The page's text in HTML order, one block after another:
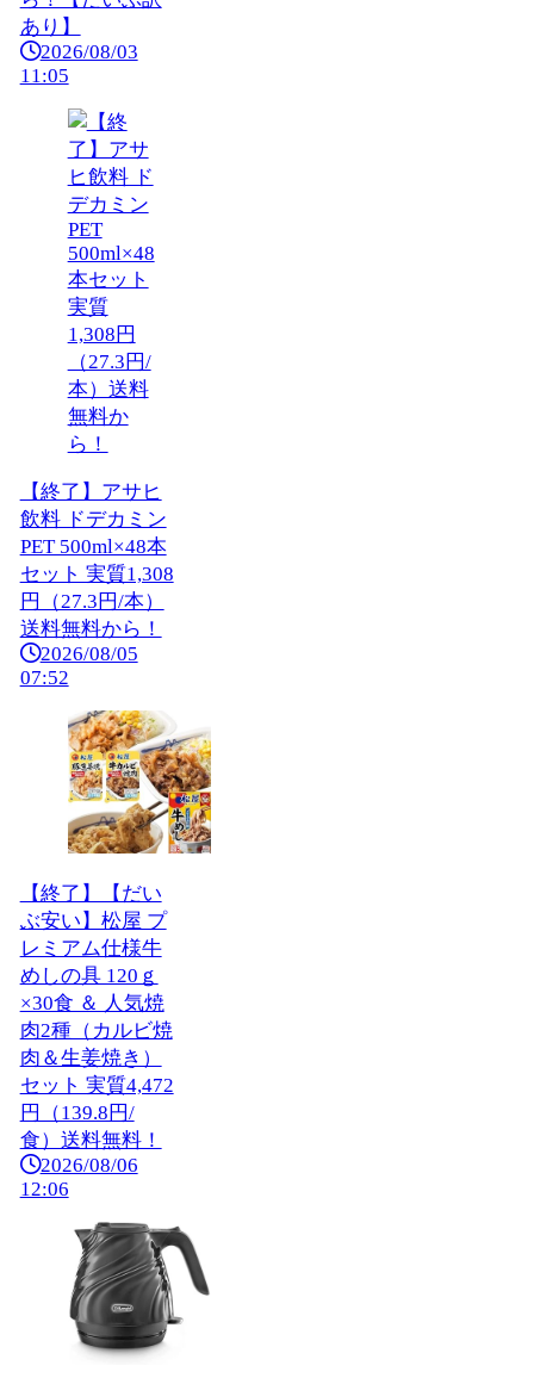
あり】
2026/08/03
11:05
【終了】アサヒ
飲料 ドデカミン
PET 500ml×48本
セット 実質1,308
円（27.3円/本）
送料無料から！
2026/08/05
07:52
【終了】【だい
ぶ安い】松屋 プ
レミアム仕様牛
めしの具 120ｇ
×30食 ＆ 人気焼
肉2種（カルビ焼
肉＆生姜焼き）
セット 実質4,472
円（139.8円/
食）送料無料！
2026/08/06
12:06